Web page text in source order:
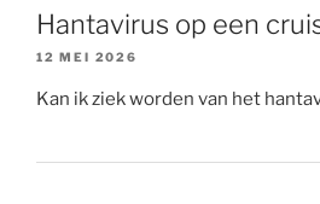
Hantavirus op een
12 MEI 2026
Kan ik ziek worden van het